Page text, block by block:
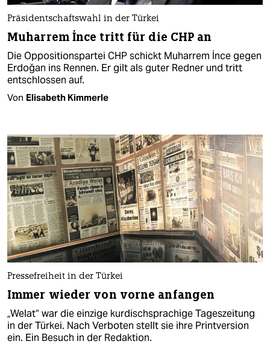
Präsidentschaftswahl in der Türkei
Muharrem İnce tritt für die CHP an
Die Oppositionspartei CHP schickt Muharrem İnce gegen
Erdoğan ins Rennen. Er gilt als guter Redner und tritt
entschlossen auf.
Von Elisabeth Kimmerle
Pressefreiheit in der Türkei
Immer wieder von vorne anfangen
„Welat“ war die einzige kurdischsprachige Tageszeitung
in der Türkei. Nach Verboten stellt sie ihre Printversion
ein. Ein Besuch in der Redaktion.